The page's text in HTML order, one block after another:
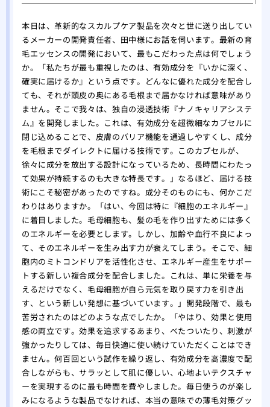
本日は、革新的なスカルプケア製品を次々と世に送り出してい
るメーカーの開発責任者、田中様にお話を伺います。最新の育
毛エッセンスの開発において、最もこだわった点は何でしょう
か。「私たちが最も重視したのは、有効成分を『いかに深く、
確実に届けるか』という点です。どんなに優れた成分を配合し
ても、それが頭皮の奥にある毛根まで届かなければ意味があり
ません。そこで我々は、独自の浸透技術『ナノキャリアシステ
ム』を開発しました。これは、有効成分を超微細なカプセルに
閉じ込めることで、皮膚のバリア機能を通過しやすくし、成分
を毛根までダイレクトに届ける技術です。このカプセルが、
徐々に成分を放出する設計になっているため、長時間にわたっ
て効果が持続するのも大きな特長です。」なるほど、届ける技
術にこそ秘密があったのですね。成分そのものにも、何かこだ
わりはありますか。「はい、今回は特に『細胞のエネルギー』
に着目しました。毛母細胞も、髪の毛を作り出すためには多く
のエネルギーを必要とします。しかし、加齢や血行不良によっ
て、そのエネルギーを生み出す力が衰えてしまう。そこで、細
胞内のミトコンドリアを活性化させ、エネルギー産生をサポー
トする新しい複合成分を配合しました。これは、単に栄養を与
えるだけでなく、毛母細胞が自ら元気を取り戻す力を引き出
す、という新しい発想に基づいています。」開発段階で、最も
苦労されたのはどのような点でしたか。「やはり、効果と使用
感の両立です。効果を追求するあまり、べたついたり、刺激が
強かったりしては、毎日快適に使い続けていただくことはでき
ません。何百回という試作を繰り返し、有効成分を高濃度で配
合しながらも、サラッとして肌に優しい、心地よいテクスチャ
ーを実現するのに最も時間を費やしました。毎日使うのが楽し
みになるような製品でなければ、本当の意味での薄毛対策グッ